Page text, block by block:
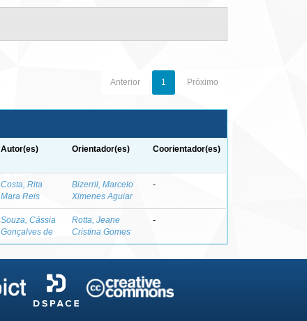
Anterior 1 Próximo
Autor(es) Orientador(es) Coorientador(es)
Costa, Rita
Mara Reis
Bizerril, Marcelo
Ximenes Aguiar
-
Souza, Cássia
Gonçalves de
Rotta, Jeane
Cristina Gomes
-